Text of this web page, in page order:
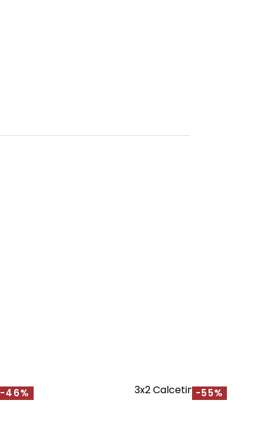
-46% -55%
3x2 Calcetines